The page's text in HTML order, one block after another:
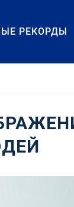
РЕКОРДЫ